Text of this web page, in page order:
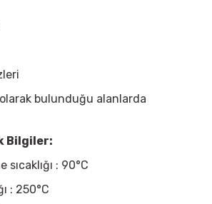
bulunduğu alanlarda
Bilgiler:
: 90°C
: 250°C